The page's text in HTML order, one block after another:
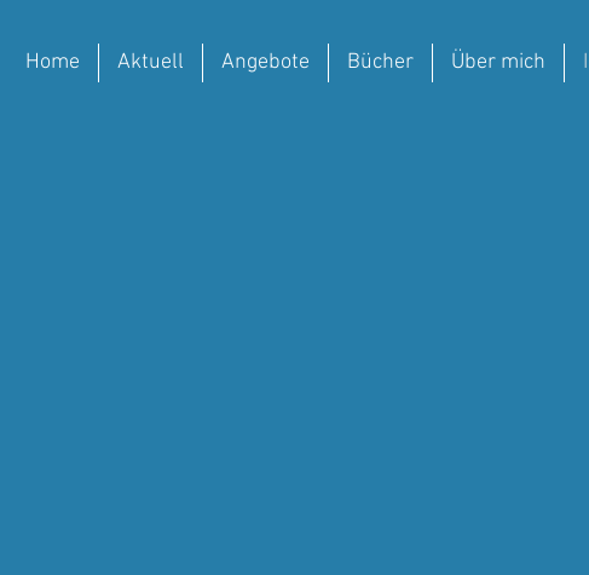
Home Aktuell Angebote Bücher Über mich